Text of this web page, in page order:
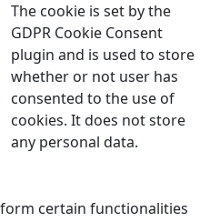
The cookie is set by the
GDPR Cookie Consent
plugin and is used to store
whether or not user has
consented to the use of
cookies. It does not store
any personal data.
certain functionalities